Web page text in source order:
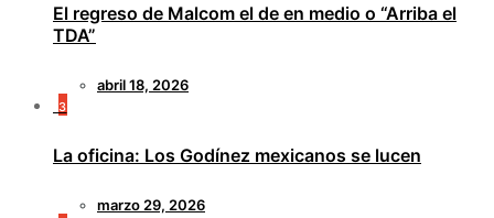
El regreso de Malcom el de en medio o “Arriba el
TDA”
abril 18, 2026
3
La oficina: Los Godínez mexicanos se lucen
marzo 29, 2026